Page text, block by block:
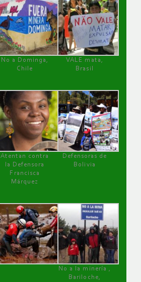
No a Dominga,
Chile
VALE mata,
Brasil
Atentan contra
la Defensora
Francisca
Márquez
Defensoras de
Bolivia
No a la minería ,
Bariloche,